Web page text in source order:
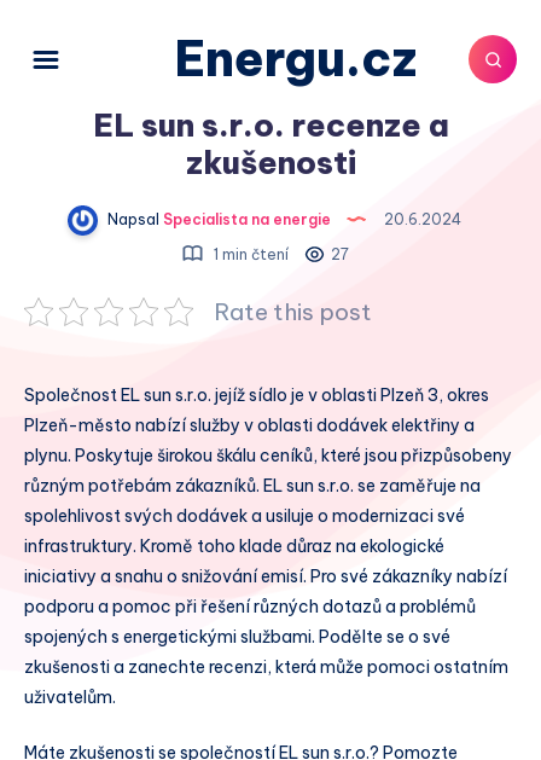
Energu.cz
EL sun s.r.o. recenze a
zkušenosti
Napsal Specialista na energie
20.6.2024
1 min čtení
27
Rate this post
Společnost EL sun s.r.o. jejíž sídlo je v oblasti Plzeň 3, okres
Plzeň-město nabízí služby v oblasti dodávek elektřiny a
plynu. Poskytuje širokou škálu ceníků, které jsou přizpůsobeny
různým potřebám zákazníků. EL sun s.r.o. se zaměřuje na
spolehlivost svých dodávek a usiluje o modernizaci své
infrastruktury. Kromě toho klade důraz na ekologické
iniciativy a snahu o snižování emisí. Pro své zákazníky nabízí
podporu a pomoc při řešení různých dotazů a problémů
spojených s energetickými službami. Podělte se o své
zkušenosti a zanechte recenzi, která může pomoci ostatním
uživatelům.
Máte zkušenosti se společností EL sun s.r.o.? Pomozte